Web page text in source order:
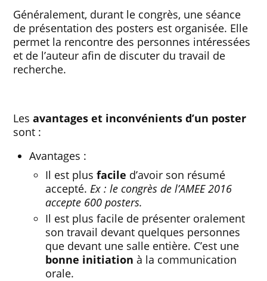
Généralement, durant le congrès, une séance
de présentation des posters est organisée. Elle
permet la rencontre des personnes intéressées
et de l’auteur afin de discuter du travail de
recherche.
Lesavantages et inconvénients d’un poster
sont :
Avantages :
Il est plus facile d’avoir son résumé
accepté. Ex : le congrès de l’AMEE 2016
accepte 600 posters.
Il est plus facile de présenter oralement
son travail devant quelques personnes
que devant une salle entière. C’est une
bonne initiation à la communication
orale.